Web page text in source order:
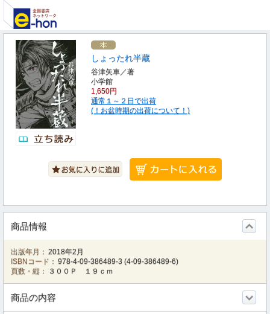
しょったれ半蔵
谷津矢車／著
小学館
1,650円
通常１～２日で出荷
(！お盆時期の出荷について！)
商品情報
出版年月： 2018年2月
ISBNコード： 978-4-09-386489-3 (4-09-386489-6)
頁数・縦：
３００Ｐ １９ｃｍ
商品の内容